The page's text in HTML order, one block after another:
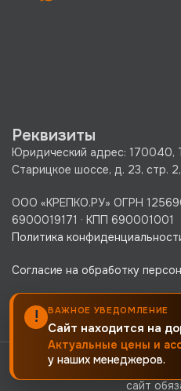
Реквизиты
Юридический адрес: 170040,
Старицкое шоссе, д. 23, стр.
ООО «КРЕПКО.РУ» ОГРН
6900019171 · КПП 690001001
Политика
Согласие на обработку
Copyright © 2010-2025.
использовании контента или
сайт
! ВАЖНОЕ УВЕДОМЛЕНИЕ
Сайт находится на
Актуальные цены и
у наших менеджеров.